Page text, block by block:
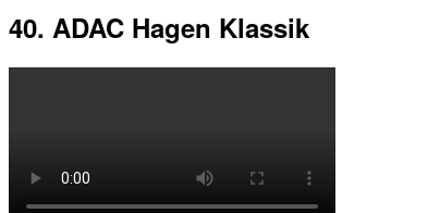
40. ADAC Hagen Klassik